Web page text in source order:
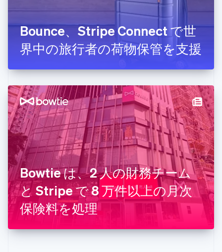
Bounce、Stripe Connect で世
界中の旅行者の荷物保管を支援
Bowtie は、2 人の財務チーム
と Stripe で 8 万件以上の月次
保険料を処理
ギリシア
クロアチア
ジブラルタル
シンガポール
English简体中文
スイス
DeutschFrançais Italiano English
スウェーデン
Svenska English
スペイン
Español English
スロバキア
English
スロベニア
EnglishItaliano
タイ
ไทย English
チェコ共和国